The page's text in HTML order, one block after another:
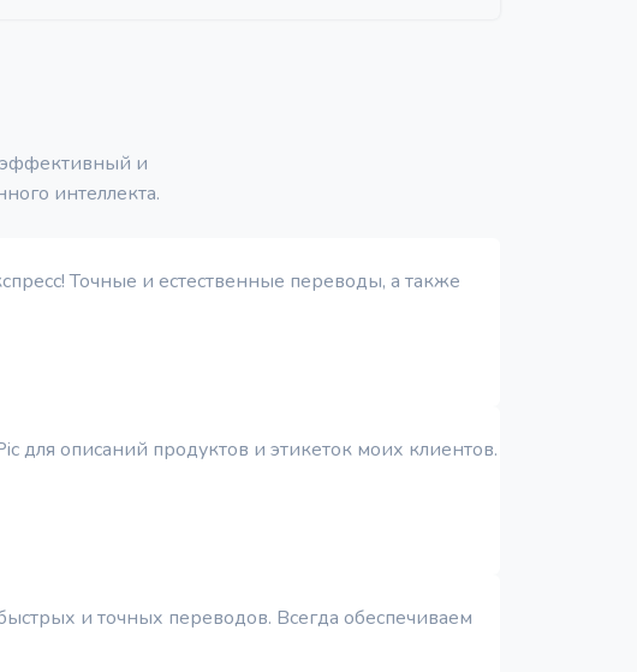
эффективный и
интеллекта.
Точные и естественные переводы, а также
для описаний продуктов и этикеток моих клиентов.
и точных переводов. Всегда обеспечиваем